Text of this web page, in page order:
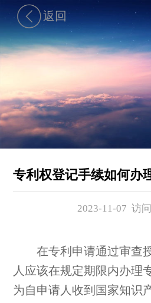
返回
专利权登记手续如何办
2023-11-07 访
在专利申请通过审查
人应该在规定期限内办理
为自申请人收到国家知识